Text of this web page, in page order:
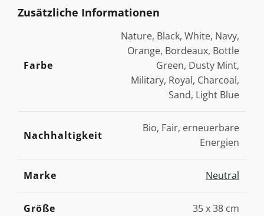
Zusätzliche Informationen
Farbe
Nature, Black, White, Navy,
Orange, Bordeaux, Bottle
Green, Dusty Mint,
Military, Royal, Charcoal,
Sand, Light Blue
Nachhaltigkeit
Bio, Fair, erneuerbare
Energien
Marke Neutral
Größe 35 x 38 cm